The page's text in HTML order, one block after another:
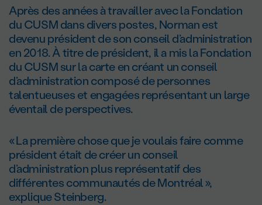
Après des années à travailler avec la Fondation
du CUSM dans divers postes, Norman est
devenu président de son conseil d’administration
en 2018. À titre de président, il a mis la Fondation
du CUSM sur la carte en créant un conseil
d’administration composé de personnes
talentueuses et engagées représentant un large
éventail de perspectives.
« La première chose que je voulais faire comme
président était de créer un conseil
d’administration plus représentatif des
différentes communautés de Montréal »,
explique Steinberg.